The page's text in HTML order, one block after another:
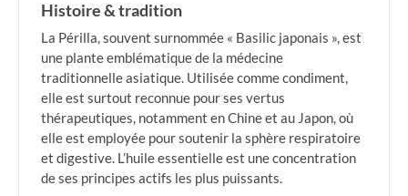
Histoire & tradition
La Périlla, souvent surnommée « Basilic japonais », est
une plante emblématique de la médecine
traditionnelle asiatique. Utilisée comme condiment,
elle est surtout reconnue pour ses vertus
thérapeutiques, notamment en Chine et au Japon, où
elle est employée pour soutenir la sphère respiratoire
et digestive. L’huile essentielle est une concentration
de ses principes actifs les plus puissants.